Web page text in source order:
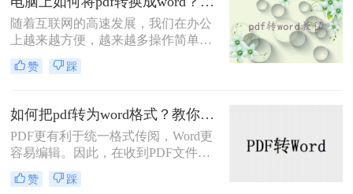
pdf转换成word，那么你知道什么有效
又快速的免费pdf转word方法吗？不知
道的朋友可以往下看。
随着互联网的高速发展，我们在办公
上越来越方便，越来越多操作简单高
效的软件来帮助我们的提高办公效
率，借助这些工具我们可以大大的节
分的方便，像PDF和Word都是我们经
常会用到的文档，当我们需要将两种
文档进行转换时，那么电脑上如何将
pdf转换成word呢，下面就来给大家讲
讲pdf转换成word方法吧。
赞 踩
如何把pdf转为word格式？教你三招，免费转word！
PDF更有利于统一格式传阅，Word更
容易编辑。因此，在收到PDF文件
后，将PDF转换为Word是很多的人工
作需求。市场上大多数把pdf转为word
赞 踩